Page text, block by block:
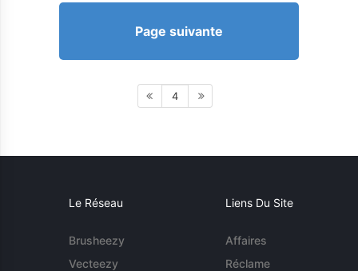
Page suivante
4
Le Réseau
Brusheezy
Vecteezy
Liens Du Site
Affaires
Réclame